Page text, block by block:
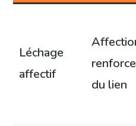
Léchage
affectif
du lien